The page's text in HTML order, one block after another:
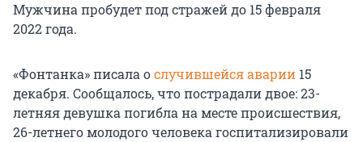
Мужчина пробудет под стражей до 15 февраля
2022 года.
«Фонтанка» писала ослучившейся аварии 15
декабря. Сообщалось, что пострадали двое: 23-
летняя девушка погибла на месте происшествия,
26-летнего молодого человека госпитализировали